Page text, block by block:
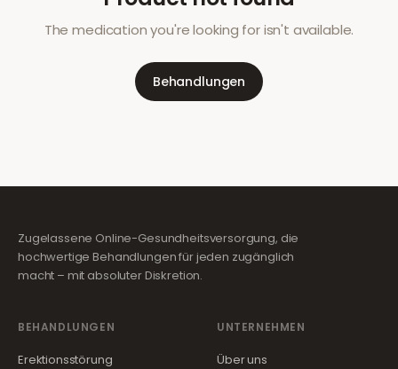
The medication you're looking for isn't available.
Behandlungen
Zugelassene Online-Gesundheitsversorgung, die
hochwertige Behandlungen für jeden zugänglich
macht – mit absoluter Diskretion.
BEHANDLUNGEN
Erektionsstörung
UNTERNEHMEN
Über uns